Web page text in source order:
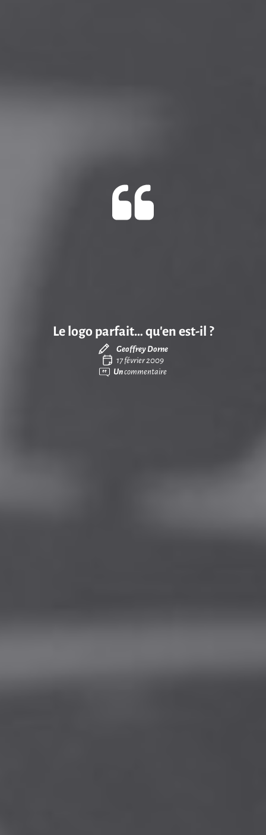
Le logo parfait… qu’en est-il ?
Geoffrey Dorne
17 février 2009
Uncommentaire